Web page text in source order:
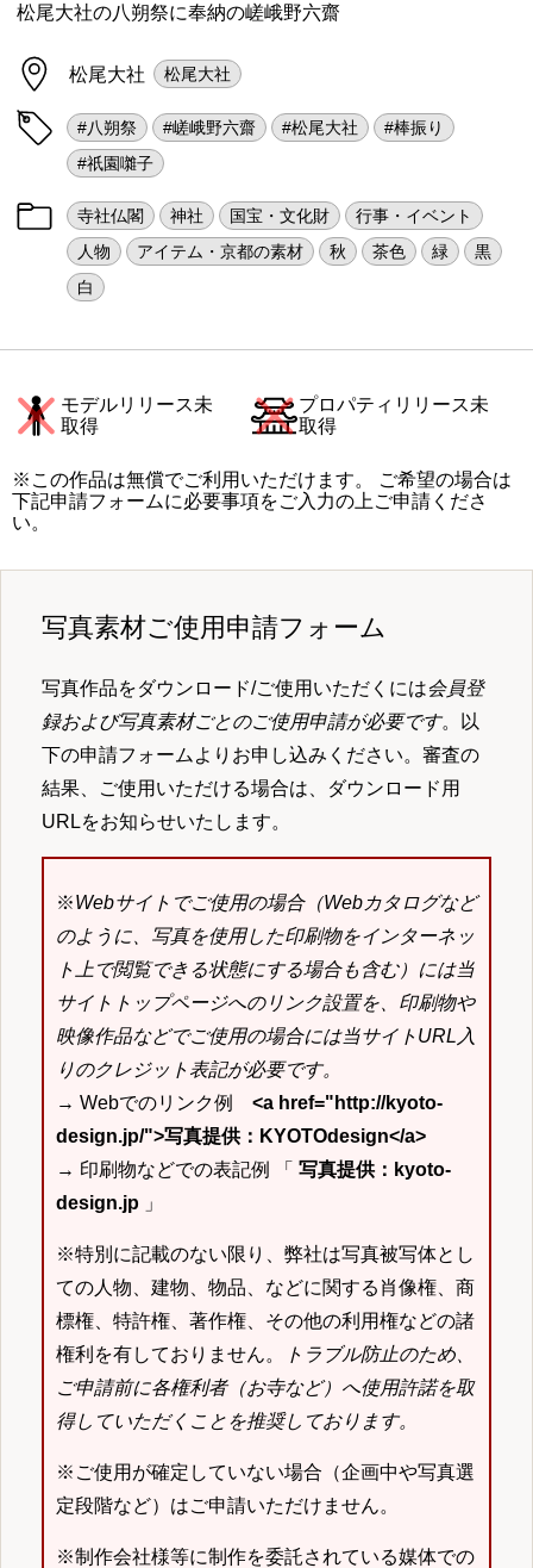
松尾大社の八朔祭に奉納の嵯峨野六齋
松尾大社 松尾大社
#八朔祭 #嵯峨野六齋 #松尾大社
#棒振り
#祇園囃子
寺社仏閣 神社 国宝・文化財
行事・イベント
人物
アイテム・京都の素材 秋 茶色 緑
黒
白
モデルリリース未
取得
プロパティリリース未
取得
※この作品は無償でご利用いただけます。 ご希望の場合は
下記申請フォームに必要事項をご入力の上ご申請くださ
い。
写真素材ご使用申請フォーム
写真作品をダウンロード/ご使用いただくには会員登
録および写真素材ごとのご使用申請が必要です。以
下の申請フォームよりお申し込みください。審査の
結果、ご使用いただける場合は、ダウンロード用
URLをお知らせいたします。
※Webサイトでご使用の場合（Webカタログなど
のように、写真を使用した印刷物をインターネッ
ト上で閲覧できる状態にする場合も含む）には当
サイトトップページへのリンク設置を、印刷物や
映像作品などでご使用の場合には当サイトURL入
りのクレジット表記が必要です。
→ Webでのリンク例 <a href="http://kyoto-
design.jp/">写真提供：KYOTOdesign</a>
→ 印刷物などでの表記例 「 写真提供：kyoto-
design.jp 」
※特別に記載のない限り、弊社は写真被写体とし
ての人物、建物、物品、などに関する肖像権、商
標権、特許権、著作権、その他の利用権などの諸
権利を有しておりません。
トラブル防止のため、
ご申請前に各権利者（お寺など）へ使用許諾を取
得していただくことを推奨しております。
※ご使用が確定していない場合（企画中や写真選
定段階など）はご申請いただけません。
※制作会社様等に制作を委託されている媒体での